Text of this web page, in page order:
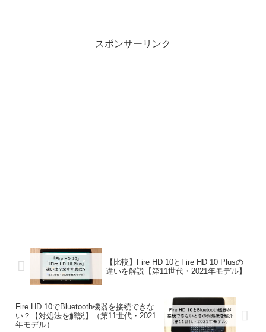
スポンサーリンク
【比較】Fire HD 10とFire HD 10 Plusの
違いを解説【第11世代・2021年モデル】
Fire HD 10でBluetooth機器を接続できな
い？【対処法を解説】（第11世代・2021
年モデル）